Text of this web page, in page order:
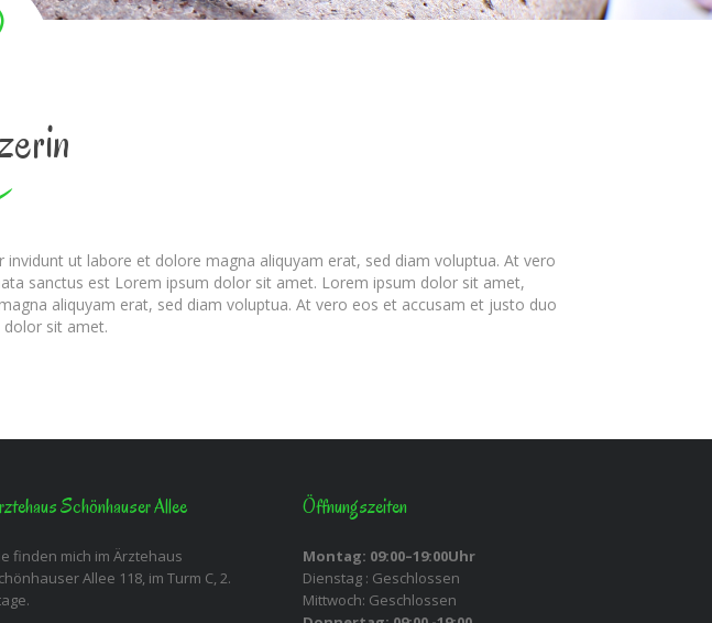
ut labore et dolore magna aliquyam erat, sed diam voluptua. At vero
sanctus est Lorem ipsum dolor sit amet. Lorem ipsum dolor sit amet,
aliquyam erat, sed diam voluptua. At vero eos et accusam et justo duo
sit amet.
Schönhauser Allee
finden mich im Ärztehaus
Allee 118, im Turm C, 2.
Öffnungszeiten
Montag: 09:00–19:00Uhr
Dienstag : Geschlossen
Mittwoch: Geschlossen